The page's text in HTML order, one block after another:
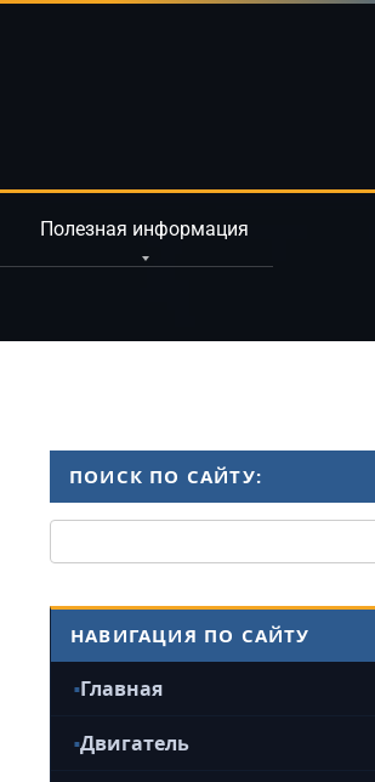
Полезная информация
ПОИСК ПО САЙТУ:
НАВИГАЦИЯ ПО САЙТУ
Главная
Двигатель